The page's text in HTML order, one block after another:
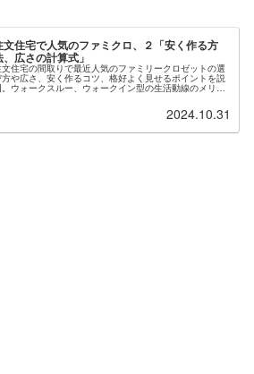
文住宅で人気のファミクロ、２「安く作る方
、広さの計算式」
文住宅の間取りで最近人気のファミリークロゼットの選
方や広さ、安く作るコツ、格好よく見せるポイントを説
。ウォークスルー、ウォークイン型の生活動線のメリッ
面で説明。ハウスメーカー工務店の安価の可動棚や製作家
依頼の仕方も。一戸建ての悩みは北海道札幌の設計士
2024.10.31